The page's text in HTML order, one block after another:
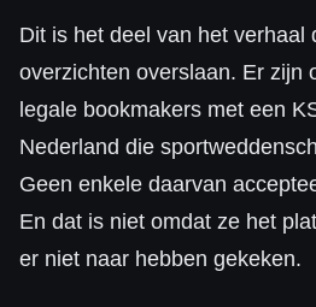
Dit is het deel van het verhaal
overzichten overslaan. Er zijn
legale bookmakers met een
Nederland die
Geen enkele daarvan
En dat is niet omdat ze het
er niet naar hebben gekeken.